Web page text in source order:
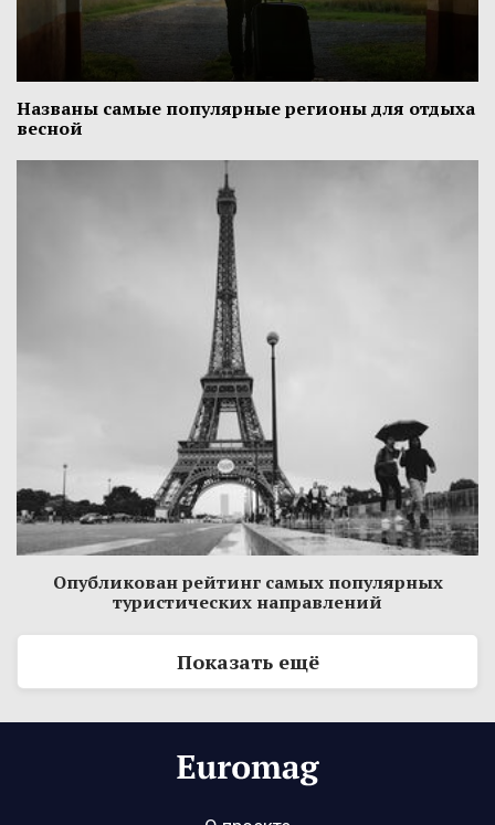
Названы самые популярные регионы для отдыха
весной
Опубликован рейтинг самых популярных
туристических направлений
Показать ещё